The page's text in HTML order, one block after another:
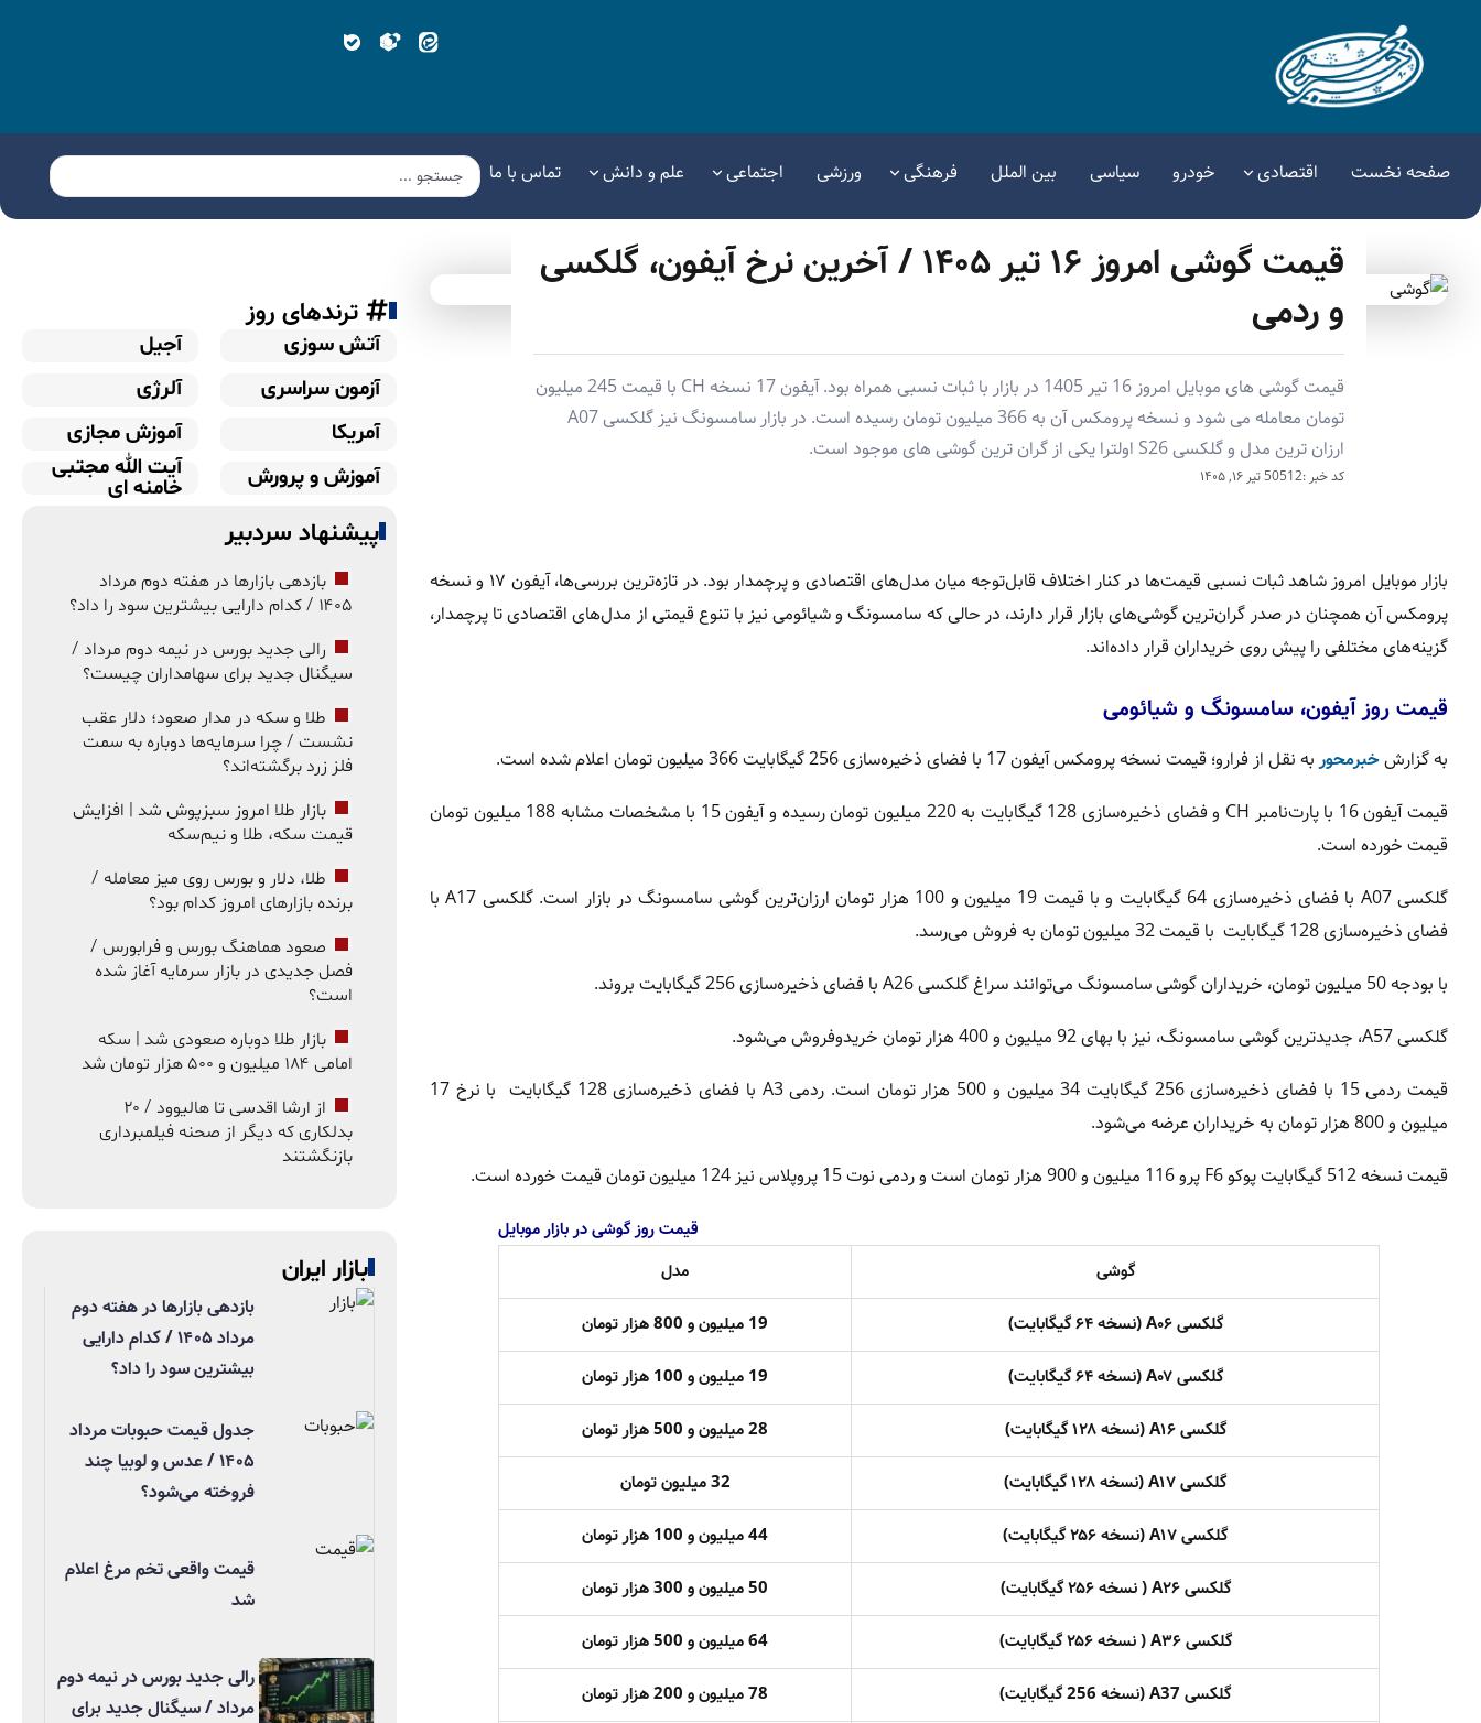
صفحه نخست اقتصادی خودرو سیاسی بین الملل فرهنگی ورزشی اجتماعی علم و دانش تماس با ما
قیمت گوشی امروز ۱۶ تیر ۱۴۰۵ / آخرین نرخ آیفون، گلکسی
و ردمی
قیمت گوشی های موبایل امروز 16 تیر 1405 در بازار با ثبات نسبی همراه بود. آیفون 17 نسخه CH با قیمت 245 میلیون
تومان معامله می شود و نسخه پرومکس آن به 366 میلیون تومان رسیده است. در بازار سامسونگ نیز گلکسی A07
ارزان ترین مدل و گلکسی S26 اولترا یکی از گران ترین گوشی های موجود است.
کد خبر :50512 تیر ۱۶, ۱۴۰۵
بازار موبایل امروز شاهد ثبات نسبی قیمت‌ها در کنار اختلاف قابل‌توجه میان مدل‌های اقتصادی و پرچمدار بود. در تازه‌ترین بررسی‌ها، آیفون ۱۷ و نسخه
پرومکس آن همچنان در صدر گران‌ترین گوشی‌های بازار قرار دارند، در حالی که سامسونگ و شیائومی نیز با تنوع قیمتی از مدل‌های اقتصادی تا پرچمدار،
گزینه‌های مختلفی را پیش روی خریداران قرار داده‌اند.
قیمت روز آیفون، سامسونگ و شیائومی
به گزارشخبرمحور به نقل از فرارو؛ قیمت نسخه پرومکس آیفون 17 با فضای ذخیره‌سازی 256 گیگابایت 366 میلیون تومان اعلام شده است.
قیمت آیفون 16 با پارت‌نامبر CH و فضای ذخیره‌سازی 128 گیگابایت به 220 میلیون تومان رسیده و آیفون 15 با مشخصات مشابه 188 میلیون تومان
قیمت خورده است.
گلکسی A07 با فضای ذخیره‌سازی 64 گیگابایت و با قیمت 19 میلیون و 100 هزار تومان ارزان‌ترین گوشی سامسونگ در بازار است. گلکسی A17 با
فضای ذخیره‌سازی 128 گیگابایت با قیمت 32 میلیون تومان به فروش می‌رسد.
با بودجه 50 میلیون تومان، خریداران گوشی سامسونگ می‌توانند سراغ گلکسی A26 با فضای ذخیره‌سازی 256 گیگابایت بروند.
گلکسی A57، جدیدترین گوشی سامسونگ، نیز با بهای 92 میلیون و 400 هزار تومان خریدوفروش می‌شود.
قیمت ردمی 15 با فضای ذخیره‌سازی 256 گیگابایت 34 میلیون و 500 هزار تومان است. ردمی A3 با فضای ذخیره‌سازی 128 گیگابایت با نرخ 17
میلیون و 800 هزار تومان به خریداران عرضه می‌شود.
قیمت نسخه 512 گیگابایت پوکو F6 پرو 116 میلیون و 900 هزار تومان است و ردمی نوت 15 پروپلاس نیز 124 میلیون تومان قیمت خورده است.
قیمت روز گوشی در بازار موبایل
گوشی
مدل
گلکسی A۰۶ (نسخه ۶۴ گیگابایت)
19 میلیون و 800 هزار تومان
گلکسی A۰۷ (نسخه ۶۴ گیگابایت)
19 میلیون و 100 هزار تومان
گلکسی A۱۶ (نسخه ۱۲۸ گیگابایت)
28 میلیون و 500 هزار تومان
گلکسی A۱۷ (نسخه ۱۲۸ گیگابایت)
32 میلیون تومان
گلکسی A۱۷ (نسخه ۲۵۶ گیگابایت)
44 میلیون و 100 هزار تومان
گلکسی A۲۶ ( نسخه ۲۵۶ گیگابایت)
50 میلیون و 300 هزار تومان
گلکسی A۳۶ ( نسخه ۲۵۶ گیگابایت)
64 میلیون و 500 هزار تومان
گلکسی A37 (نسخه 256 گیگابایت)
78 میلیون و 200 هزار تومان
ترندهای روز
آتش سوزی
آجیل
آزمون سراسری
آلرژی
آمریکا
آموزش مجازی
آموزش و پرورش
آیت الله مجتبی
خامنه ای
پیشنهاد سردبیر
بازدهی بازارها در هفته دوم مرداد
۱۴۰۵ / کدام دارایی بیشترین سود را داد؟
رالی جدید بورس در نیمه دوم مرداد /
سیگنال جدید برای سهامداران چیست؟
طلا و سکه در مدار صعود؛ دلار عقب
نشست / چرا سرمایه‌ها دوباره به سمت
فلز زرد برگشته‌اند؟
بازار طلا امروز سبزپوش شد | افزایش
قیمت سکه، طلا و نیم‌سکه
طلا، دلار و بورس روی میز معامله /
برنده بازارهای امروز کدام بود؟
صعود هماهنگ بورس و فرابورس /
فصل جدیدی در بازار سرمایه آغاز شده
است؟
بازار طلا دوباره صعودی شد | سکه
امامی ۱۸۴ میلیون و ۵۰۰ هزار تومان شد
از ارشا اقدسی تا هالیوود / ۲۰
بدلکاری که دیگر از صحنه فیلمبرداری
بازنگشتند
بازار ایران
بازدهی بازارها در هفته دوم
مرداد ۱۴۰۵ / کدام دارایی
بیشترین سود را داد؟
جدول قیمت حبوبات مرداد
۱۴۰۵ / عدس و لوبیا چند
فروخته می‌شود؟
قیمت واقعی تخم مرغ اعلام
شد
رالی جدید بورس در نیمه دوم
مرداد / سیگنال جدید برای